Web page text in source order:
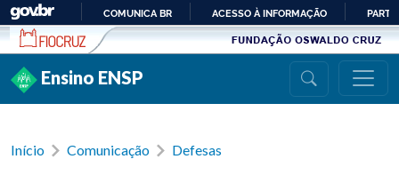
Ir para conteúdo
PARA
COMUNICA BR ACESSO À INFORMAÇÃO
Ensino ENSP
Início Comunicação Defesas